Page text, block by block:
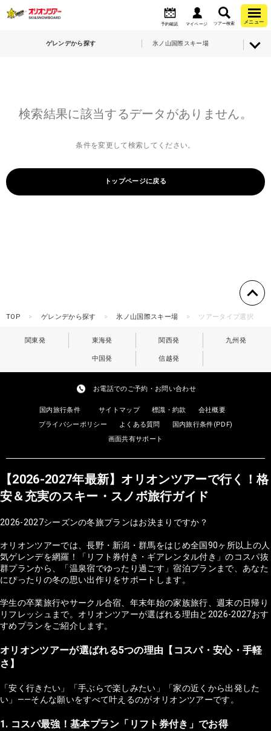
予約確認 マイページ ツアー検索 メニュー
ゲレンデから探す 氷ノ山国際スキー場
検索結果に該当するデータがありません。
条件を変更して検索してください。
トップページに戻る
TOP ゲレンデから探す 氷ノ山国際スキー場 ツアータイプ選択
関東発 東海発 関西発 九州発
中国発 信越発
お電話でのご予約・お問い合わせ
国内旅行条件 サイトマップ 標識・約款
会社概要
プライバシーポリシー
よくある質問
国内旅行条件(PDF)
画面共有サポート
【2026-2027年最新】オリオンツアーで行く！格
安＆充実のスキー・スノボ旅行ガイド
2026-2027シーズンの冬旅プランはお決まりですか？
オリオンツアーでは、長野・新潟・群馬をはじめ全国90ヶ所以上の人
気ゲレンデを網羅！「リフト券付き・ギアレンタル付き」のコスパ抜
群プランから、「温泉宿でゆったり過ごす」宿泊プランまで、あなた
にぴったりの冬の思い出作りをサポートします。
学生の卒業旅行やサークル合宿、年末年始の家族旅行、週末の日帰り
リフレッシュまで。オリオンツアーが選ばれる理由と2026-2027おす
すめプランをご紹介します。
オリオンツアーが選ばれる5つの理由【コスパ・安心・手軽
さ】
「安く行きたい」「手ぶらで楽しみたい」「家の近くから出発した
い」——そんな願いをすべて叶えるのがオリオンツアーです。
1. コスパ最強！基本プラン「リフト券付き」でお得